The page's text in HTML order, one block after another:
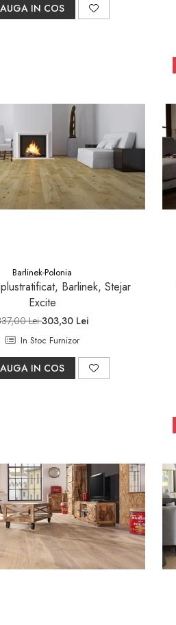
IN COS
Barlinek-Polonia
Barlinek, Stejar
Excite
Lei303,30 Lei
In Stoc Furnizor
IN COS